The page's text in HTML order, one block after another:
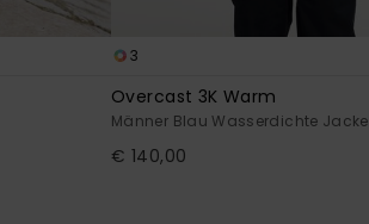
3
Overcast 3K Warm
Männer Blau Wasserdichte Jacke
€ 140,00